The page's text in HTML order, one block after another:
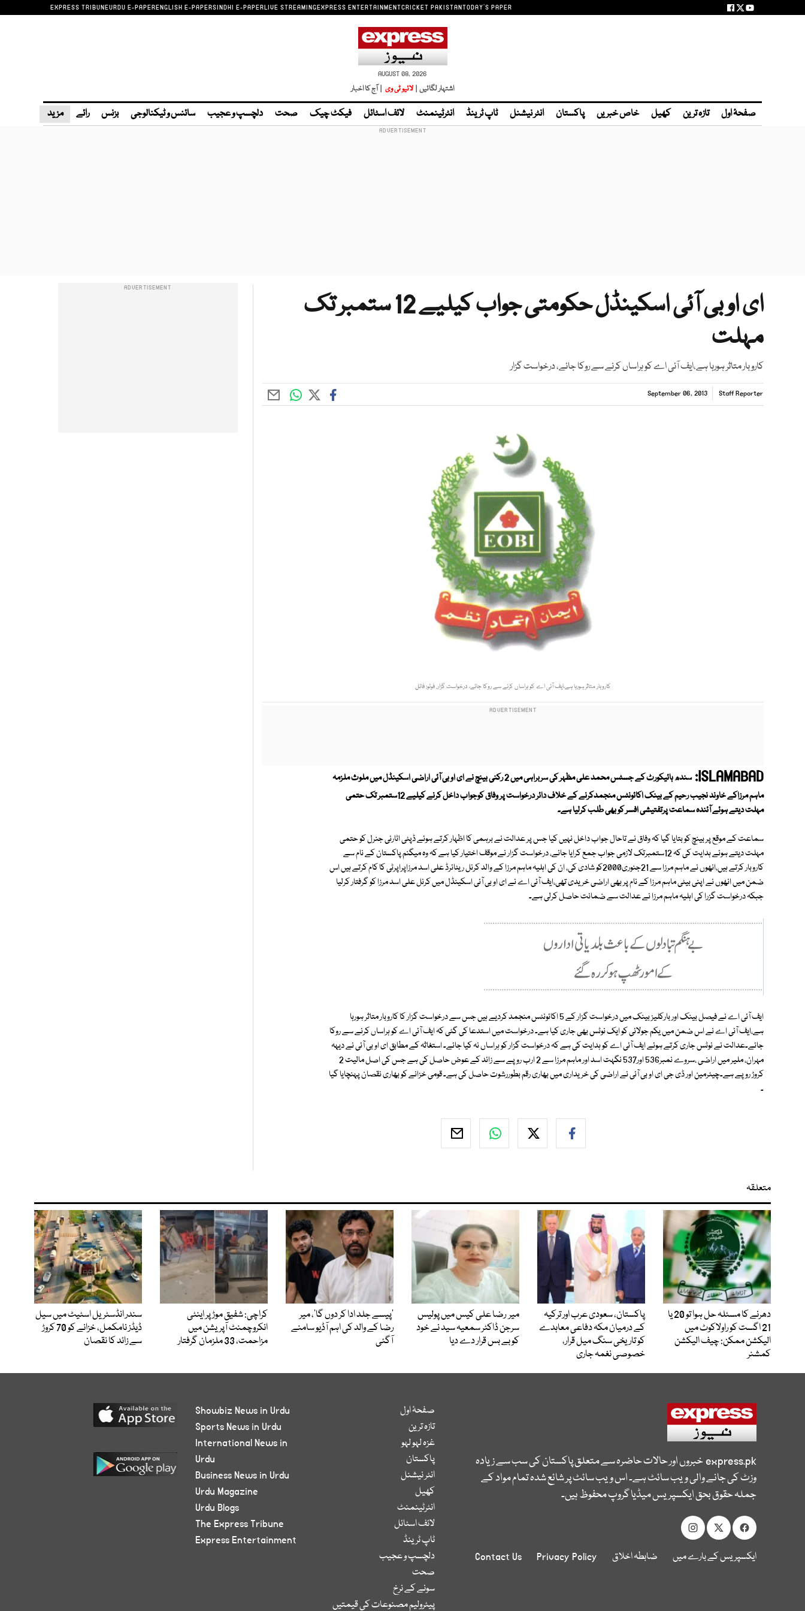
EXPRESS TRIBUNEURDU E-PAPERENGLISH E-PAPERSINDHI E-PAPERLIVE STREAMINGEXPRESS ENTERTAINMENTCRICKET PAKISTANTODAY'S PAPER
AUGUST 08, 2026
اشتہار لگائیں | لائیو ٹی وی | آج کا اخبار
صفحۂ اول تازہ ترین کھیل خاص خبریں پاکستان انٹر نیشنل ٹاپ ٹرینڈ انٹرٹینمنٹ لائف اسٹائل فیکٹ چیک صحت دلچسپ و عجیب سائنس و ٹیکنالوجی بزنس رائے مزید
ای او بی آئی اسکینڈل حکومتی جواب کیلیے 12 ستمبر تک
مہلت
کاروبار متاثر ہورہا ہے،ایف آئی اے کو ہراساں کرنے سے روکا جائے، درخواست گزار
Staff Reporter
September 06, 2013
کاروبار متاثر ہورہا ہے،ایف آئی اے کو ہراساں کرنے سے روکا جائے، درخواست گزار. فوٹو: فائل
ISLAMABAD:
سندھ ہائیکورٹ کے جسٹس محمد علی مظہر کی سربراہی میں 2 رکنی بینچ نے ای او بی آئی اراضی اسکینڈل میں ملوث ملزمہ
ماہم مرزاکے خاوند نجیب رحیم کے بینک اکائونٹس منجمدکرنے کے خلاف دائر درخواست پر وفاق کوجواب داخل کرنے کیلیے 12ستمبر تک حتمی
مہلت دیتے ہوئے آئندہ سماعت پرتفتیشی افسر کو بھی طلب کرلیا ہے۔
سماعت کے موقع پر بینچ کو بتایا گیا کہ وفاق نے تاحال جواب داخل نہیں کیا جس پر عدالت نے برہمی کا اظہار کرتے ہوئے ڈپٹی اٹارنی جنرل کو حتمی
مہلت دیتے ہوئے ہدایت کی کہ 12ستمبرتک لازمی جواب جمع کرایا جائے، درخواست گزار نے موقف اختیار کیا ہے کہ وہ میگنم پاکستان کے نام سے
کاروبار کرتے ہیں،انھوں نے ماہم مرزا سے 21جنوری2000کو شادی کی، ان کی اہلیہ ماہم مرزا کے والد کرنل ریٹائرڈ علی اسد مرزاپراپرٹی کا کام کرتے ہیں اس
ضمن میں انھوں نے اپنی بیٹی ماہم مرزا کے نام پر بھی اراضی خریدی تھی،ایف آئی اے نے ای او بی آئی اسکینڈل میں کرنل علی اسد مرزا کو گرفتار کرلیا
جبکہ درخواست گزرا کی اہلیہ ماہم مرزا نے عدالت سے ضمانت حاصل کرلی ہے۔
ایف آئی اے نے فیصل بینک اور بارکلیز بینک میں درخواست گزار کے 5 اکائونٹس منجمد کردیے ہیں جس سے درخواست گزار کا کاروبار متاثر ہورہا
ہے،ایف آئی اے نے اس ضمن میں یکم جولائی کو ایک نوٹس بھی جاری کیا ہے۔ درخواست میں استدعا کی گئی کہ ایف آئی اے کو ہراساں کرنے سے روکا
جائے۔عدالت نے نوٹس جاری کرتے ہوئے ایف آئی اے کو ہدایت کی ہے کہ درخواست گزار کو ہراساں نہ کیا جائے۔ استغاثہ کے مطابق ای او بی آئی نے دیہہ
مہران، ملیر میں اراضی ،سروے نمبر536 اور537 نگہت اسد اور ماہم مرزا سے 2 ارب روپے سے زائد کے عوض حاصل کی ہے جس کی اصل مالیت 2
کروڑ روپے ہے۔چیئرمین اور ڈی جی ای او بی آئی نے اراضی کی خریداری میں بھاری رقم بطوررشوت حاصل کی ہے۔ قومی خزانے کو بھاری نقصان پہنچایا گیا
۔
متعلقہ
دھرنے کا مسئلہ حل ہوا تو 20 یا
21 اگست کو راولاکوٹ میں
الیکشن ممکن: چیف الیکشن
کمشنر
پاکستان، سعودی عرب اور ترکیہ
کے درمیان مکہ دفاعی معاہدے
کو تاریخی سنگ میل قرار،
خصوصی نغمہ جاری
میر رضا علی کیس میں پولیس
سرجن ڈاکٹر سمعیہ سید نے خود
کو بے بس قرار دے دیا
’پیسے جلد ادا کر دوں گا‘، میر
رضا کے والد کی اہم آڈیو سامنے
آگئی
کراچی: شفیق موڑ پر اینٹی
انکروچمنٹ آپریشن میں
مزاحمت، 33 ملزمان گرفتار
سندر انڈسٹریل اسٹیٹ میں سیل
ڈیڈز نامکمل، خزانے کو 70 کروڑ
سے زائد کا نقصان
express.pkخبروں اور حالات حاضرہ سے متعلق پاکستان کی سب سے زیادہ
وزٹ کی جانے والی ویب سائٹ ہے۔ اس ویب سائٹ پر شائع شدہ تمام مواد کے
جملہ حقوق بحق ایکسپریس میڈیا گروپ محفوظ ہیں۔
ایکسپریس کے بارے میں ضابطہ اخلاق Privacy Policy
Contact Us
صفحۂ اول
تازہ ترین
غزہ لہو لہو
پاکستان
انٹر نیشنل
کھیل
انٹرٹینمنٹ
لائف اسٹائل
ٹاپ ٹرینڈ
دلچسپ و عجیب
صحت
سونے کے نرخ
پیٹرولیم مصنوعات کی قیمتیں
Showbiz News in Urdu
Sports News in Urdu
International News in
Urdu
Business News in Urdu
Urdu Magazine
Urdu Blogs
The Express Tribune
Express Entertainment